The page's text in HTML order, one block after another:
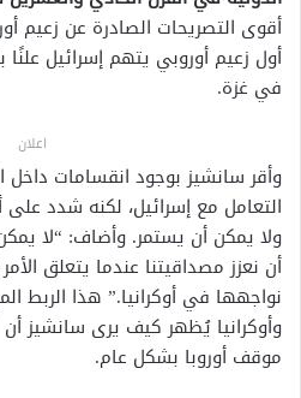
أقوى التصريحات الصادرة عن زعيم
أول زعيم أوروبي يتهم إسرائيل علنًا
في غزة.
اعلان
وأقر سانشيز بوجود انقسامات داخل
التعامل مع إسرائيل، لكنه شدد
ولا يمكن أن يستمر. وأضاف: “لا
أن نعزز مصداقيتنا عندما يتعلق
نواجهها في أوكرانيا.” هذا الربط
وأوكرانيا يُظهر كيف يرى سانشيز
موقف أوروبا بشكل عام.